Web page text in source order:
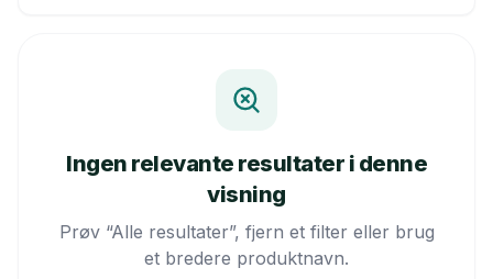
Ingen relevante resultater i denne
visning
Prøv “Alle resultater”, fjern et filter eller brug
et bredere produktnavn.